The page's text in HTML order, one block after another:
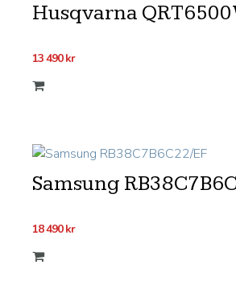
Husqvarna
13 490kr
Samsung
18 490kr